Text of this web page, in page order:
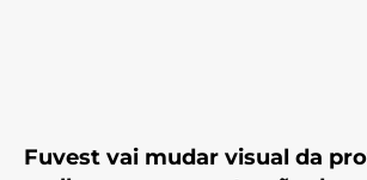
Fuvest vai mudar visual da